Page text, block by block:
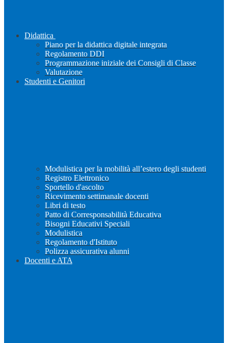
Didattica
Piano per la didattica digitale integrata
Regolamento DDI
Programmazione iniziale dei Consigli di Classe
Valutazione
Studenti e Genitori
Modulistica per la mobilità all’estero degli studenti
Registro Elettronico
Sportello d'ascolto
Ricevimento settimanale docenti
Libri di testo
Patto di Corresponsabilità Educativa
Bisogni Educativi Speciali
Modulistica
Regolamento d'Istituto
Polizza assicurativa alunni
Docenti e ATA